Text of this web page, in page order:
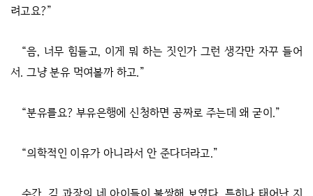
려고요?”
“음, 너무 힘들고, 이게 뭐 하는 짓인가 그런 생각만 자꾸 들어
서. 그냥 분유 먹여볼까 하고.”
“분유를요? 부유은행에 신청하면 공짜로 주는데 왜 굳이.”
“의학적인 이유가 아니라서 안 준다더라고.”